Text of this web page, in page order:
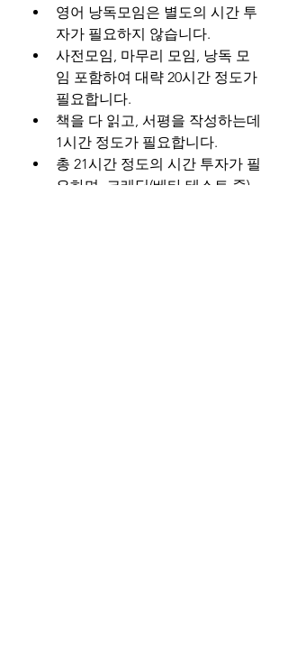
영어 낭독모임은 별도의 시간 투
자가 필요하지 않습니다.
사전모임, 마무리 모임, 낭독 모
임 포함하여 대략 20시간 정도가
필요합니다.
책을 다 읽고, 서평을 작성하는데
1시간 정도가 필요합니다.
총 21시간 정도의 시간 투자가 필
요하며, 크레딧(베타 테스트 중)